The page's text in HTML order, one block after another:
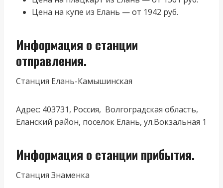
Цена на купе из Елань — от 1942 руб.
Информация о станции
отправления.
Станция Елань-Камышинская
Адрес: 403731, Россия, Волгоградская область,
Еланский район, поселок Елань, ул.Вокзальная 1
Информация о станции прибытия.
Станция Знаменка